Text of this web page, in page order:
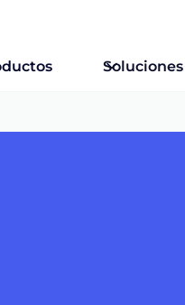
Soluciones